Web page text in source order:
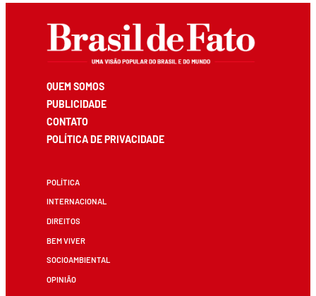
QUEM SOMOS
PUBLICIDADE
CONTATO
POLÍTICA DE PRIVACIDADE
POLÍTICA
INTERNACIONAL
DIREITOS
BEM VIVER
SOCIOAMBIENTAL
OPINIÃO